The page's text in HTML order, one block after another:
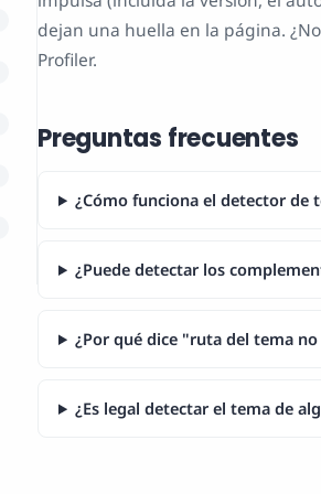
dejan una huella en la página.
Profiler.
Preguntas frecuentes
¿Cómo funciona el detector de
¿Puede detectar los
¿Por qué dice "ruta del tema
¿Es legal detectar el tema de